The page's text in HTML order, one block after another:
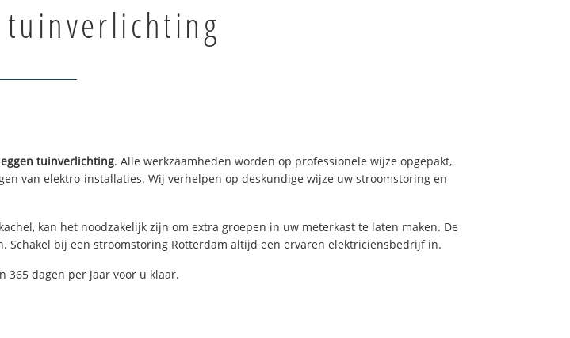
tuinverlichting
tuinverlichting. Alle werkzaamheden worden op professionele wijze opgepakt,
van elektro-installaties. Wij verhelpen op deskundige wijze uw stroomstoring en
kan het noodzakelijk zijn om extra groepen in uw meterkast te laten maken. De
Schakel bij een stroomstoring Rotterdam altijd een ervaren elektriciensbedrijf in.
365 dagen per jaar voor u klaar.